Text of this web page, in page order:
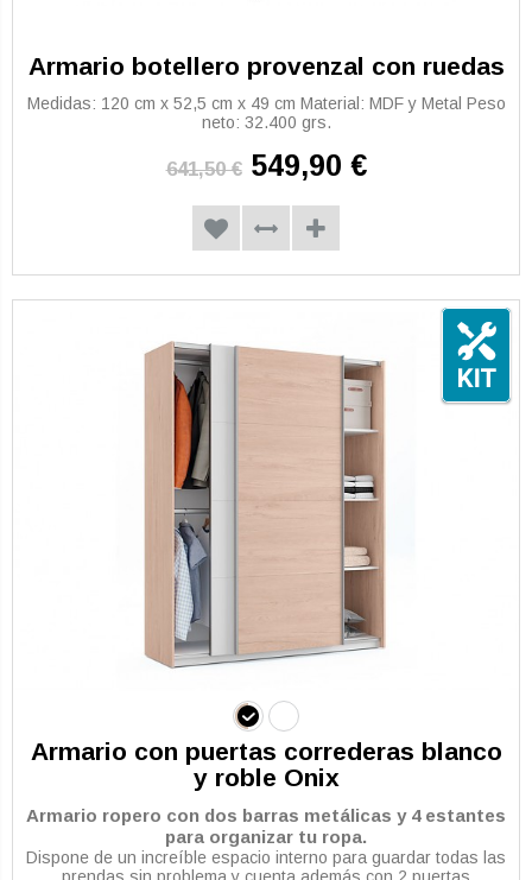
Armario botellero provenzal con ruedas
Medidas: 120 cm x 52,5 cm x 49 cm Material: MDF y Metal Peso
neto: 32.400 grs.
641,50 € 549,90 €
Armario con puertas correderas blanco
y roble Onix
Armario ropero con dos barras metálicas y 4 estantes
para organizar tu ropa.
Dispone de un increíble espacio interno para guardar todas las